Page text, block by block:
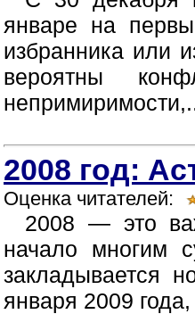
январе на
избранника или
вероятны
2008 год:
Оценка читателей:
2008 — это
начало многим
закладывается
января 2009